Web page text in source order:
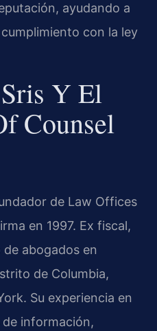
ayudando a
con la ley
Y El
Counsel
de Law Offices
en 1997. Ex fiscal,
abogados en
de Columbia,
Su experiencia en
información,